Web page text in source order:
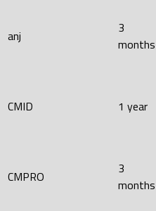
anj
3
months
CMID 1 year
CMPRO
3
months